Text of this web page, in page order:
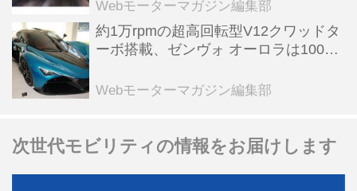
Webモーターマガジン編集部
約1万rpmの超高回転型V12クワッドタ
ーボ搭載、ゼンヴォ オーロラは100台
【スーパーカークロニクル・完全版／
Webモーターマガジン編集部
次世代モビリティの情報をお届けします